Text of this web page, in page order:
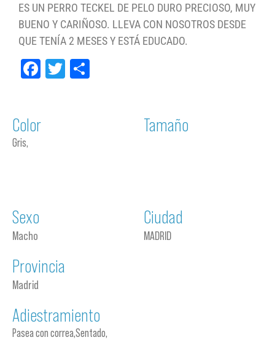
ES UN PERRO TECKEL DE PELO DURO PRECIOSO, MUY
BUENO Y CARIÑOSO. LLEVA CON NOSOTROS DESDE
QUE TENÍA 2 MESES Y ESTÁ EDUCADO.
Facebook
Twitter
Color
Gris,
Tamaño
Sexo
Macho
Ciudad
MADRID
Provincia
Madrid
Adiestramiento
Pasea con correa,Sentado,